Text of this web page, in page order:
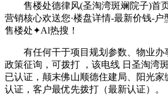
售楼处德律风(圣淘湾斑斓院子)首
营销核心欢送您·楼盘详情-最新价钱-户
售楼处✦Al热搜！
有任何干于项目规划参数、物业办
政策征询，可拨打 ，该电线 日圣淘湾
已认证，颠末佛山顺德住建局、阳光
认证，客户最优先拨打（最新认证）。